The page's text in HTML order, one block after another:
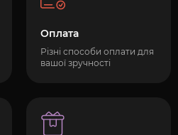
Оплата
Різні способи оплати для
вашої зручності